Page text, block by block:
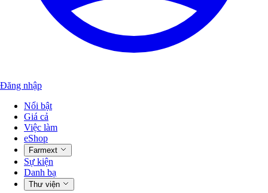
Đăng nhập
Nổi bật
Giá cả
Việc làm
eShop
Farmext
Sự kiện
Danh bạ
Thư viện